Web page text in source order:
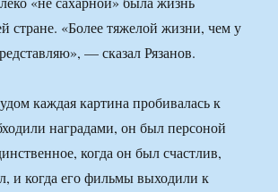
стране. «Более тяжелой жизни, чем у
— сказал Рязанов.
каждая картина пробивалась к
наградами, он был персоной
когда он был счастлив,
и когда его фильмы выходили к